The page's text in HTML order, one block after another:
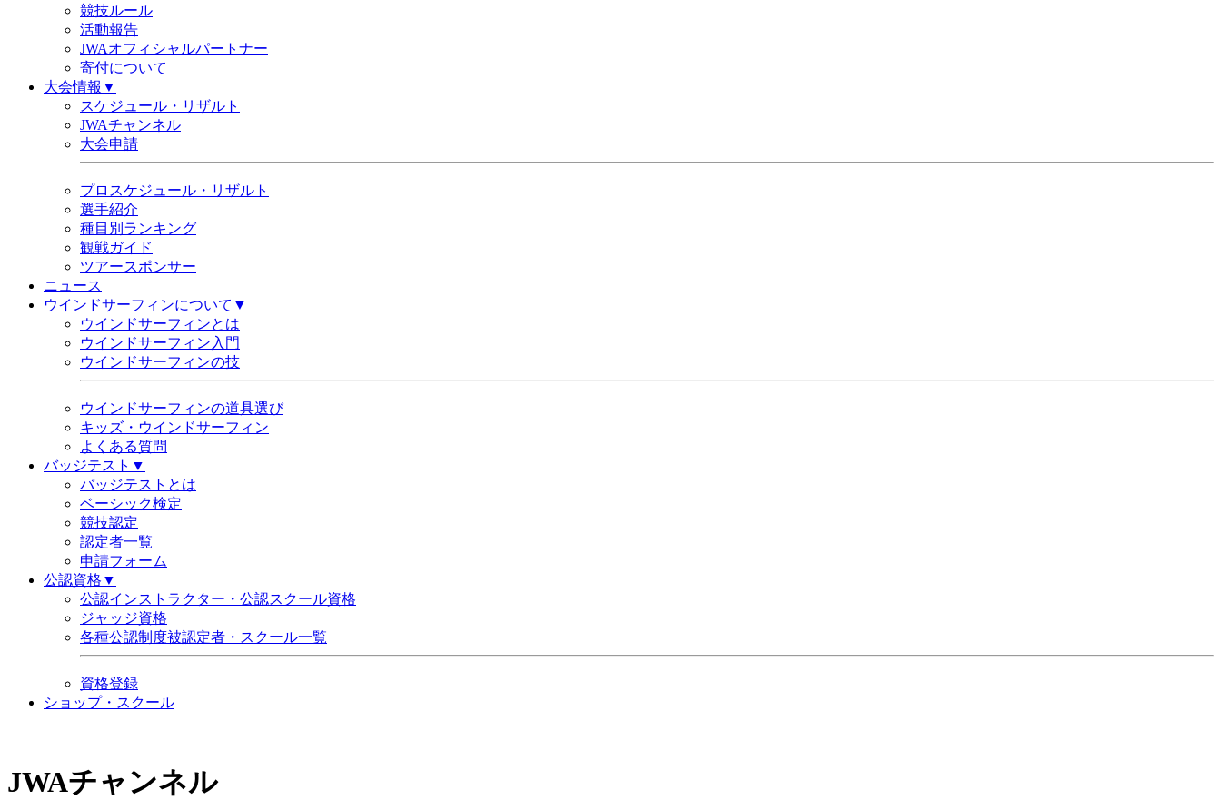
競技ルール
活動報告
JWAオフィシャルパートナー
寄付について
大会情報▼
スケジュール・リザルト
JWAチャンネル
大会申請
プロスケジュール・リザルト
選手紹介
種目別ランキング
観戦ガイド
ツアースポンサー
ニュース
ウインドサーフィンについて▼
ウインドサーフィンとは
ウインドサーフィン入門
ウインドサーフィンの技
ウインドサーフィンの道具選び
キッズ・ウインドサーフィン
よくある質問
バッジテスト▼
バッジテストとは
ベーシック検定
競技認定
認定者一覧
申請フォーム
公認資格▼
公認インストラクター・公認スクール資格
ジャッジ資格
各種公認制度被認定者・スクール一覧
資格登録
ショップ・スクール
JWAチャンネル